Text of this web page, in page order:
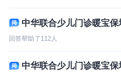
中华联合少儿门诊暖宝
回答帮助了 112人
中华联合少儿门诊暖宝保